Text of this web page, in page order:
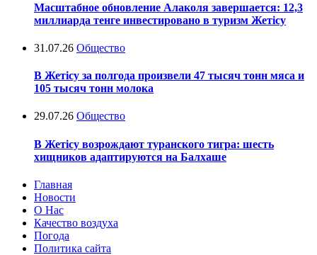
Масштабное обновление Алаколя завершается: 12,3
миллиарда тенге инвестировано в туризм Жетісу
31.07.26 Общество
В Жетісу за полгода произвели 47 тысяч тонн мяса и
105 тысяч тонн молока
29.07.26 Общество
В Жетісу возрождают туранского тигра: шесть
хищников адаптируются на Балхаше
Главная
Новости
О Нас
Качество воздуха
Погода
Политика сайта